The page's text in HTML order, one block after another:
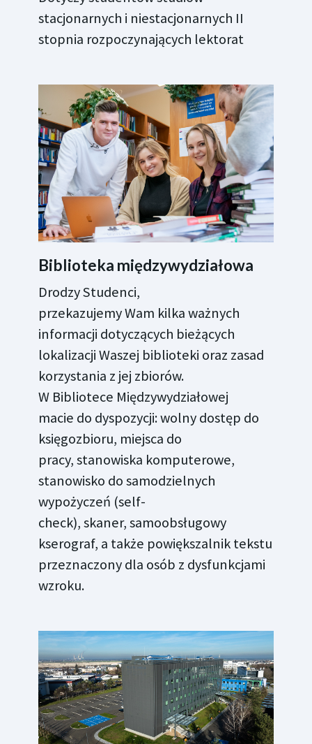
stacjonarnych i niestacjonarnych II
stopnia rozpoczynających lektorat
Biblioteka międzywydziałowa
Drodzy Studenci,
przekazujemy Wam kilka ważnych
informacji dotyczących bieżących
lokalizacji Waszej biblioteki oraz zasad
korzystania z jej zbiorów.
W Bibliotece Międzywydziałowej
macie do dyspozycji: wolny dostęp do
księgozbioru, miejsca do
pracy, stanowiska komputerowe,
stanowisko do samodzielnych
wypożyczeń (self-
check), skaner, samoobsługowy
kserograf, a także powiększalnik tekstu
przeznaczony dla osób z dysfunkcjami
wzroku.